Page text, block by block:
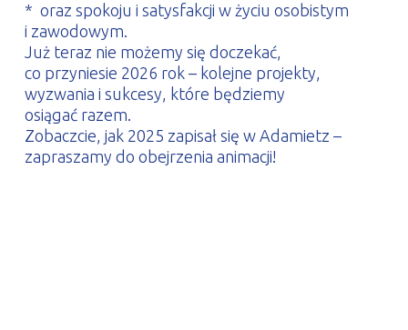
* oraz spokoju i satysfakcji w życiu osobistym
i zawodowym.
Już teraz nie możemy się doczekać,
co przyniesie 2026 rok – kolejne projekty,
wyzwania i sukcesy, które będziemy
osiągać razem.
Zobaczcie, jak 2025 zapisał się w Adamietz –
zapraszamy do obejrzenia animacji!